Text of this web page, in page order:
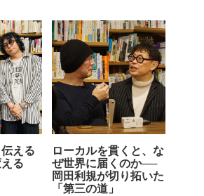
える
る
ローカルを貫くと、な
ぜ世界に届くのか──
岡田利規が切り拓いた
「第三の道」